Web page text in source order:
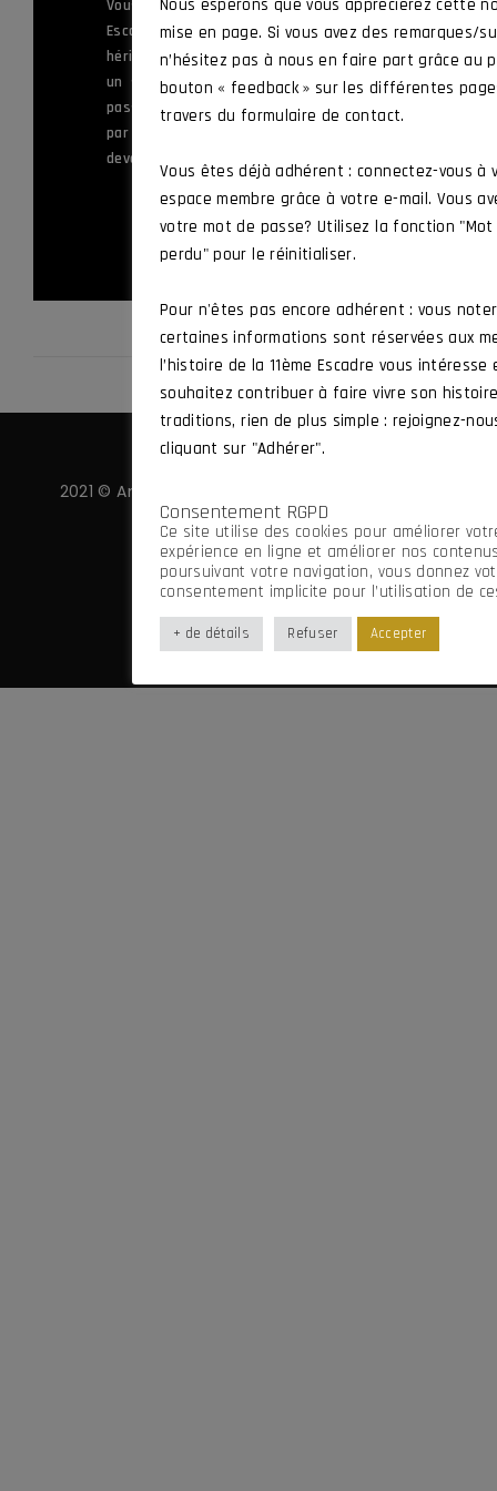
Vous servez ou avez appartenu à la 11
Escadre de Chasse, ou à l’une des unités
héritières de ses traditions, ou vous êtes
un sympathisant souhaitant mettre sa
passion au service des valeurs défendues
par l’Amicale et vous souhaitez en
devenir membre.
ADHÉRER
2021 © Amicale 11 ·
Mentions légales
Imaginé par Frenchify
Nous espérons que vous apprécierez cette
mise en page. Si vous avez des remarques/
n’hésitez pas à nous en faire part grâce au
bouton « feedback » sur les différentes
travers du formulaire de contact.
Vous êtes déjà adhérent : connectez-vous à
espace membre grâce à votre e-mail. Vous
votre mot de passe? Utilisez la fonction
perdu" pour le réinitialiser.
Pour n'êtes pas encore adhérent : vous
certaines informations sont réservées aux
l’histoire de la 11ème Escadre vous intéresse
souhaitez contribuer à faire vivre son
traditions, rien de plus simple : rejoignez-
cliquant sur "Adhérer".
Consentement RGPD
Ce site utilise des cookies pour améliorer
expérience en ligne et améliorer nos
poursuivant votre navigation, vous donnez
consentement implicite pour l’utilisation de
+ de détails Refuser Accepter